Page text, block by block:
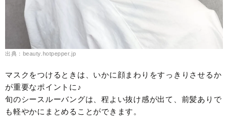
出典：beauty.hotpepper.jp
マスクをつけるときは、いかに顔まわりをすっきりさせるか
が重要なポイントに♪
旬のシースルーバングは、程よい抜け感が出て、前髪ありで
も軽やかにまとめることができます。